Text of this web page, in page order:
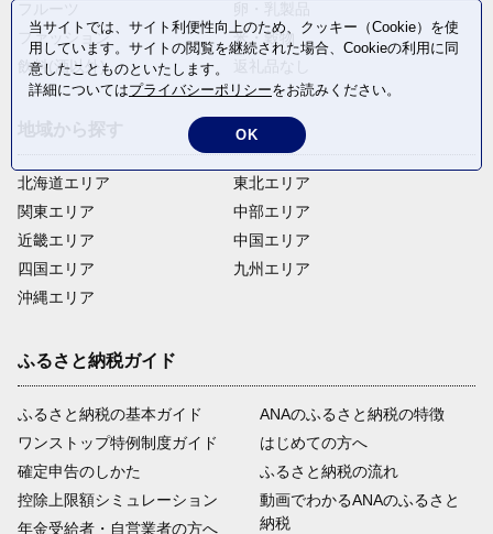
ファッション
米・穀物
飲料(酒以外)
北海道エリア
関東エリア
近畿エリア
四国エリア
沖縄エリア
東北エリア
中部エリア
中国エリア
九州エリア
ふるさと納税ガイド
ふるさと納税の基本ガイド
ワンストップ特例制度ガイド
確定申告のしかた
控除上限額シミュレーション
年金受給者・自営業者の方へ
ANAのふるさと納税の特徴
はじめての方へ
ふるさと納税の流れ
動画でわかるANAのふるさと
納税
当サイトでは、サイト利便性向上のため、クッキー（Cookie）を使
用しています。サイトの閲覧を継続された場合、Cookieの利用に同
意したことものといたします。
詳細についてはプライバシーポリシーをお読みください。
OK